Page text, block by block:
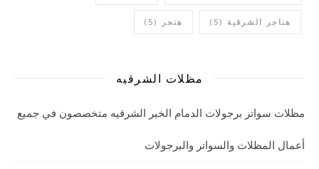
هناجر الشرقية (5) هنجر (5)
مظلات الشرقيه
مظلات سواتر برجولات الدمام الخبر الشرقيه متخصصون في جميع
أعمال المظلات والسواتر والبرجولات